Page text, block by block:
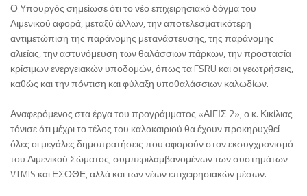
Ο Υπουργός σημείωσε ότι το νέο επιχειρησιακό δόγμα του
Λιμενικού αφορά, μεταξύ άλλων, την αποτελεσματικότερη
αντιμετώπιση της παράνομης μετανάστευσης, της παράνομης
αλιείας, την αστυνόμευση των θαλάσσιων πάρκων, την προστασία
κρίσιμων ενεργειακών υποδομών, όπως τα FSRU και οι γεωτρήσεις,
καθώς και την πόντιση και φύλαξη υποθαλάσσιων καλωδίων.
Αναφερόμενος στα έργα του προγράμματος «ΑΙΓΙΣ 2», ο κ. Κικίλιας
τόνισε ότι μέχρι το τέλος του καλοκαιριού θα έχουν προκηρυχθεί
όλες οι μεγάλες δημοπρατήσεις που αφορούν στον εκσυγχρονισμό
του Λιμενικού Σώματος, συμπεριλαμβανομένων των συστημάτων
VTMIS και ΕΣΟΘΕ, αλλά και των νέων επιχειρησιακών μέσων.